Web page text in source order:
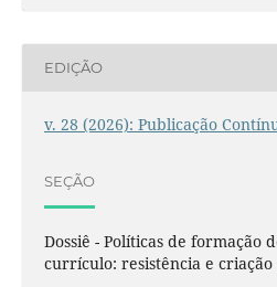
EDIÇÃO
v. 28 (2026): Publicação
SEÇÃO
Dossiê - Políticas de formação
currículo: resistência e criação